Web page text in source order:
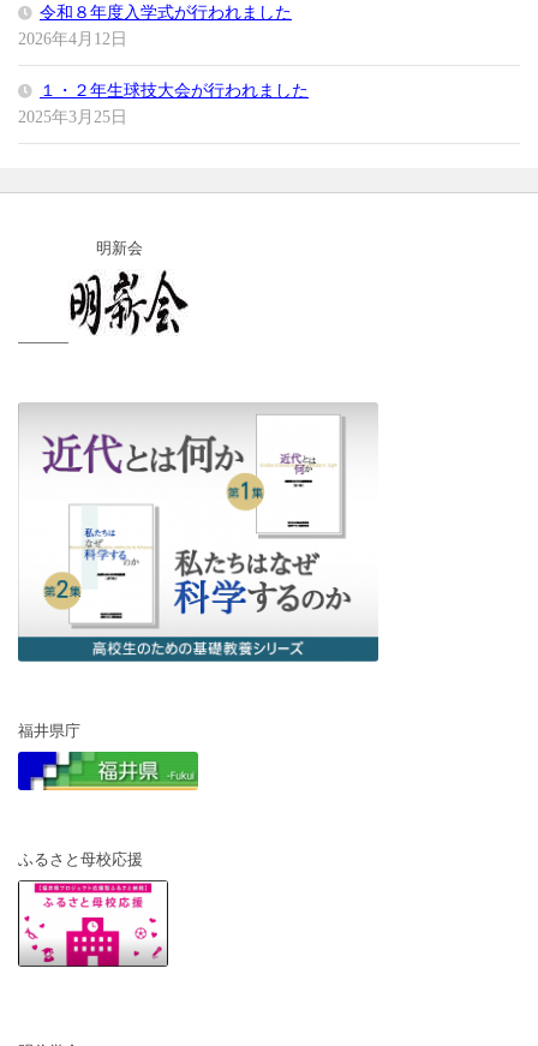
令和８年度入学式が行われました
2026年4月12日
１・２年生球技大会が行われました
2025年3月25日
明新会
福井県庁
ふるさと母校応援